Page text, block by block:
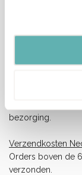
Op werkdagen
Let op, het is erg
Hierdoor kan je
en op tijd te
bezorging.
Verzendkosten
Orders boven de
verzonden.